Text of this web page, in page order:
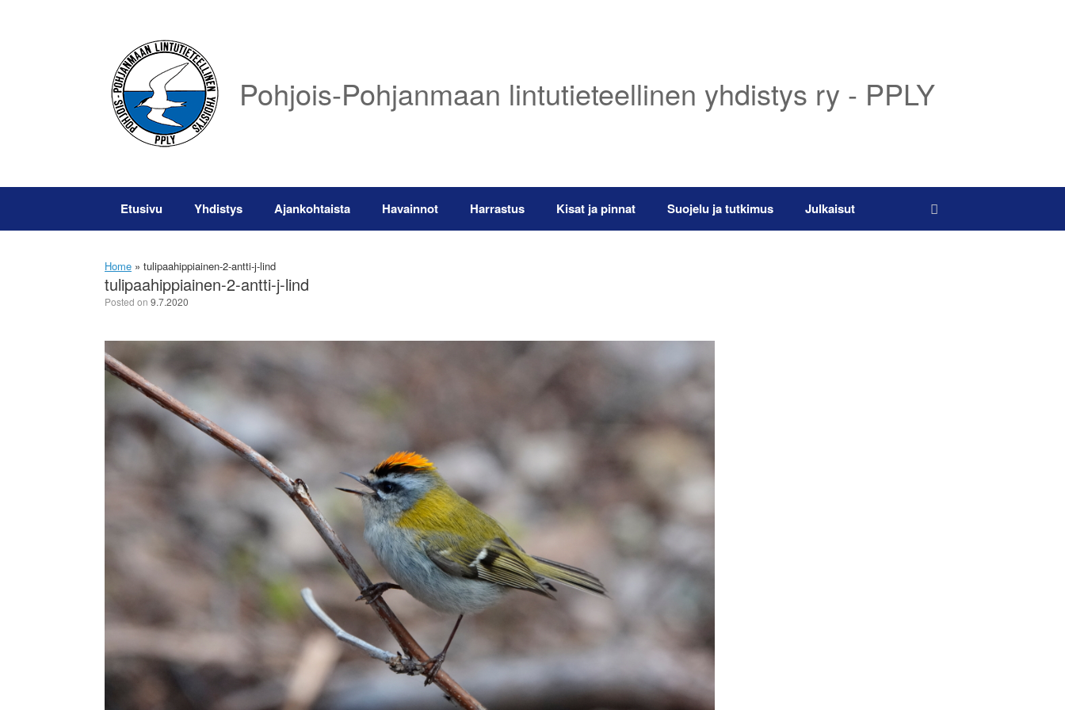
Pohjois-Pohjanmaan lintutieteellinen yhdistys ry - PPLY
Etusivu Yhdistys Ajankohtaista Havainnot Harrastus Kisat ja pinnat Suojelu ja tutkimus Julkaisut
Home » tulipaahippiainen-2-antti-j-lind
tulipaahippiainen-2-antti-j-lind
Posted on 9.7.2020